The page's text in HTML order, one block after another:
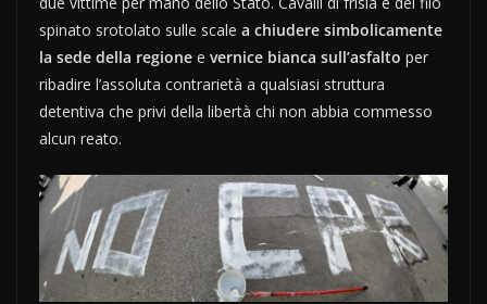
spinato srotolato sulle scale a chiudere simbolicamente
la sede della regione e vernice bianca sull’asfalto per
ribadire l’assoluta contrarietà a qualsiasi struttura
detentiva che privi della libertà chi non abbia commesso
alcun reato.